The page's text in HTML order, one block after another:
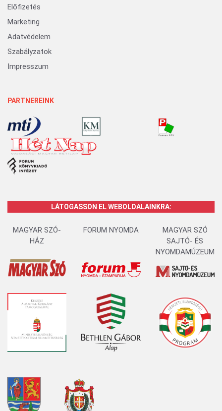
Előfizetés
Marketing
Adatvédelem
Szabályzatok
Impresszum
PARTNEREINK
LÁTOGASSON EL WEBOLDALAINKRA:
MAGYAR SZÓ-
HÁZ
FORUM NYOMDA
MAGYAR SZÓ
SAJTÓ- ÉS
NYOMDAMÚZEUM